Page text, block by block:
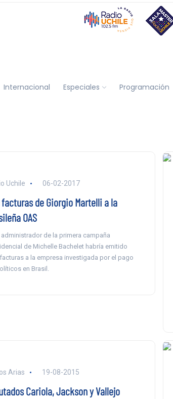
Internacional Especiales Programación
Uchile 06-02-2017
de Giorgio Martelli a la
OAS
administrador de la primera campaña
de Michelle Bachelet habría emitido
a la empresa investigada por el pago
en Brasil.
Arias 19-08-2015
Cariola, Jackson y Vallejo